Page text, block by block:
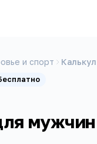
и спорт
мужчин